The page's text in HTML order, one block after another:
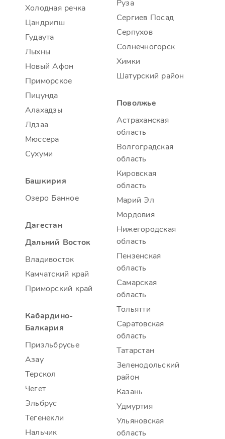
Холодная речка
Цандрипш
Гудаута
Лыхны
Новый Афон
Приморское
Пицунда
Алахадзы
Лдзаа
Мюссера
Сухуми
Башкирия
Озеро Банное
Дагестан
Дальний Восток
Владивосток
Камчатский край
Приморский край
Кабардино-
Балкария
Приэльбрусье
Азау
Терскол
Чегет
Эльбрус
Тегенекли
Нальчик
Руза
Сергиев Посад
Серпухов
Солнечногорск
Химки
Шатурский район
Поволжье
Астраханская
область
Волгоградская
область
Кировская
область
Марий Эл
Мордовия
Нижегородская
область
Пензенская
область
Самарская
область
Тольятти
Саратовская
область
Татарстан
Зеленодольский
район
Казань
Удмуртия
Ульяновская
область